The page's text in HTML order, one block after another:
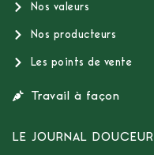
Nos valeurs
Nos producteurs
Les points de vente
Travail à façon
LE JOURNAL DOUCEUR